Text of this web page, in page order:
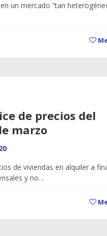
un mercado “tan
de precios del
marzo
de viviendas en alquiler a
y no…